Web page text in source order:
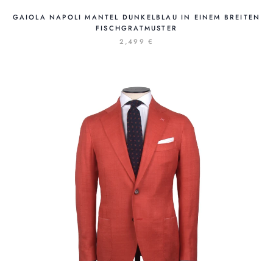
GAIOLA NAPOLI MANTEL DUNKELBLAU IN EINEM BREITEN
FISCHGRATMUSTER
2,499 €